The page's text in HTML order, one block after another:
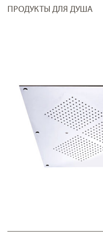
ПРОДУКТЫ ДЛЯ ДУША